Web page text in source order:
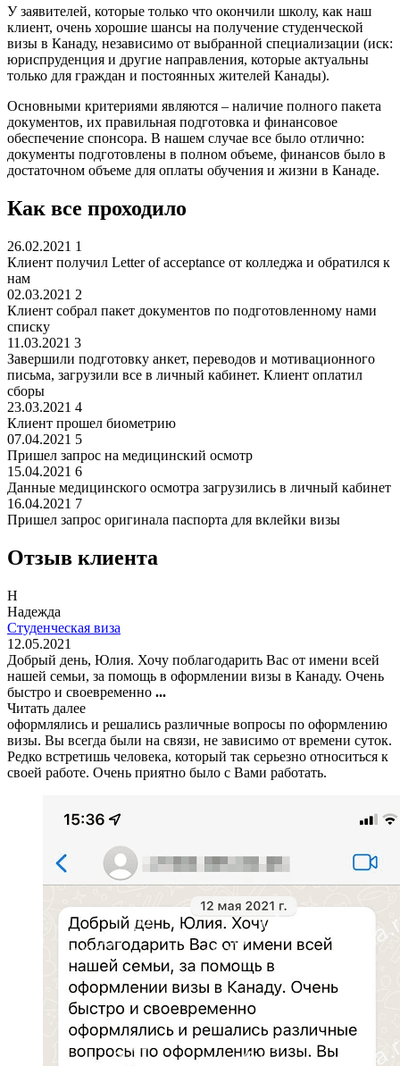
У заявителей, которые только что окончили школу, как наш
клиент, очень хорошие шансы на получение студенческой
визы в Канаду, независимо от выбранной специализации (иск:
юриспруденция и другие направления, которые актуальны
только для граждан и постоянных жителей Канады).
Основными критериями являются – наличие полного пакета
документов, их правильная подготовка и финансовое
обеспечение спонсора. В нашем случае все было отлично:
документы подготовлены в полном объеме, финансов было в
достаточном объеме для оплаты обучения и жизни в Канаде.
Как все проходило
26.02.2021 1
Клиент получил Letter of acceptance от колледжа и обратился к
нам
02.03.2021 2
Клиент собрал пакет документов по подготовленному нами
списку
11.03.2021 3
Завершили подготовку анкет, переводов и мотивационного
письма, загрузили все в личный кабинет. Клиент оплатил
сборы
23.03.2021 4
Клиент прошел биометрию
07.04.2021 5
Пришел запрос на медицинский осмотр
15.04.2021 6
Данные медицинского осмотра загрузились в личный кабинет
16.04.2021 7
Пришел запрос оригинала паспорта для вклейки визы
Отзыв клиента
Н
Надежда
Студенческая виза
12.05.2021
Добрый день, Юлия. Хочу поблагодарить Вас от имени всей
нашей семьи, за помощь в оформлении визы в Канаду. Очень
быстро и своевременно ...
Читать далее
оформлялись и решались различные вопросы по оформлению
визы. Вы всегда были на связи, не зависимо от времени суток.
Редко встретишь человека, который так серьезно относиться к
своей работе. Очень приятно было с Вами работать.